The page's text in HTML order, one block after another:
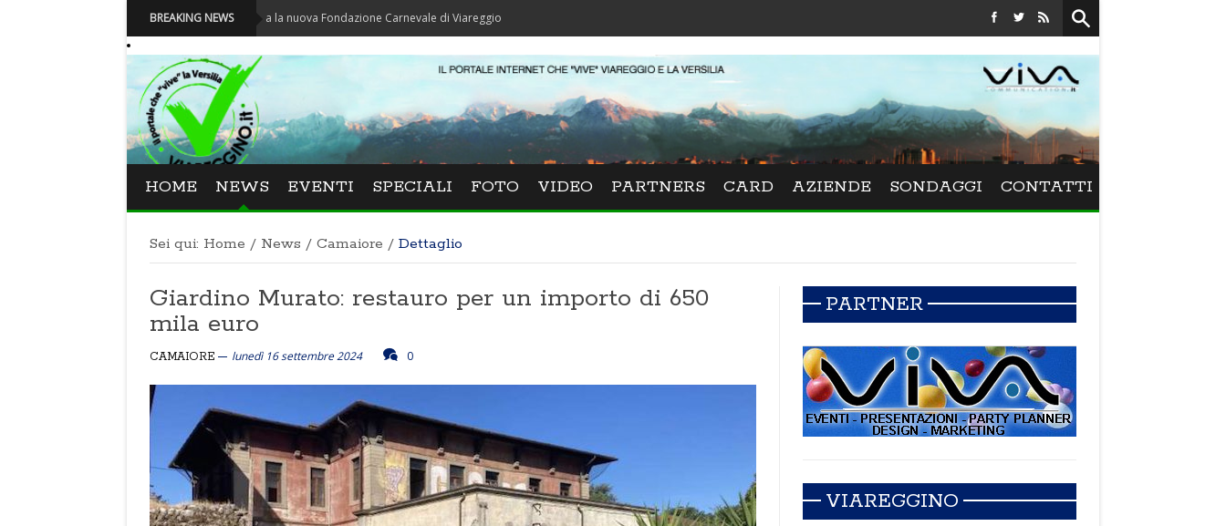
BREAKING NEWS
Carnevale - Nominata la nuova Fondazione Carnevale di Viareggio Festival La Versiliana - La direttrice lucchese Beatrice
HOME NEWS EVENTI SPECIALI FOTO VIDEO PARTNERS CARD AZIENDE SONDAGGI CONTATTI
Sei qui: Home / News / Camaiore / Dettaglio
Giardino Murato: restauro per un importo di 650
mila euro
CAMAIORE lunedì 16 settembre 2024 0
PARTNER
VIAREGGINO